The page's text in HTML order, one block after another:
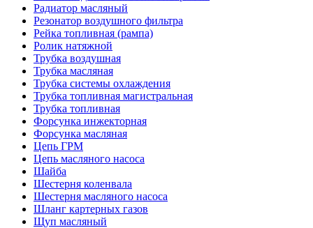
Радиатор масляный
Резонатор воздушного фильтра
Рейка топливная (рампа)
Ролик натяжной
Трубка воздушная
Трубка масляная
Трубка системы охлаждения
Трубка топливная магистральная
Трубка топливная
Форсунка инжекторная
Форсунка масляная
Цепь ГРМ
Цепь масляного насоса
Шайба
Шестерня коленвала
Шестерня масляного насоса
Шланг картерных газов
Щуп масляный